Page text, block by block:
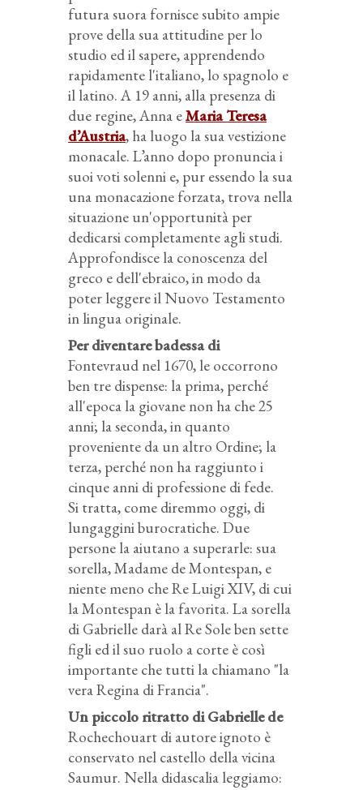
futura suora fornisce subito ampie
prove della sua attitudine per lo
studio ed il sapere, apprendendo
rapidamente l'italiano, lo spagnolo e
il latino. A 19 anni, alla presenza di
due regine, Anna eMaria Teresa
d’Austria, ha luogo la sua vestizione
monacale. L’anno dopo pronuncia i
suoi voti solenni e, pur essendo la sua
una monacazione forzata, trova nella
situazione un'opportunità per
dedicarsi completamente agli studi.
Approfondisce la conoscenza del
greco e dell'ebraico, in modo da
poter leggere il Nuovo Testamento
in lingua originale.
Per diventare badessa di
Fontevraud nel 1670, le occorrono
ben tre dispense: la prima, perché
all'epoca la giovane non ha che 25
anni; la seconda, in quanto
proveniente da un altro Ordine; la
terza, perché non ha raggiunto i
cinque anni di professione di fede.
Si tratta, come diremmo oggi, di
lungaggini burocratiche. Due
persone la aiutano a superarle: sua
sorella, Madame de Montespan, e
niente meno che Re Luigi XIV, di cui
la Montespan è la favorita. La sorella
di Gabrielle darà al Re Sole ben sette
figli ed il suo ruolo a corte è così
importante che tutti la chiamano "la
vera Regina di Francia".
Un piccolo ritratto di Gabrielle de
Rochechouart di autore ignoto è
conservato nel castello della vicina
Saumur. Nella didascalia leggiamo: